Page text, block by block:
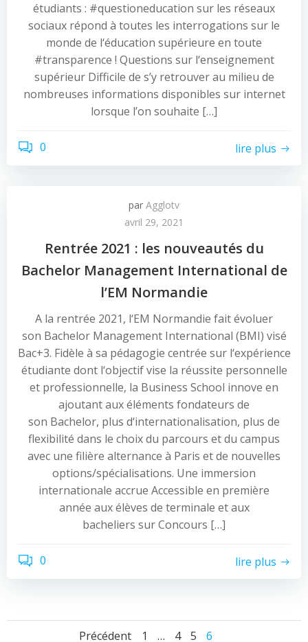
étudiants : #questioneducation sur les réseaux
sociaux répond à toutes les interrogations sur le
monde de l‘éducation supérieure en toute
#transparence ! Questions sur l‘enseignement
supérieur Difficile de s’y retrouver au milieu de
nombreuses informations disponibles sur internet
lorsque l’on souhaite […]
0 lire plus
par Agglotv
avril 29, 2021
Rentrée 2021 : les nouveautés du
Bachelor Management International de
l’EM Normandie
A la rentrée 2021, l‘EM Normandie fait évoluer
son Bachelor Management International (BMI) visé
Bac+3. Fidèle à sa pédagogie centrée sur l‘expérience
étudiante dont l‘objectif vise la réussite personnelle
et professionnelle, la Business School innove en
ajoutant aux éléments fondateurs de
son Bachelor, plus d‘internationalisation, plus de
flexibilité dans le choix du parcours et du campus
avec une filière alternance à Paris et de nouvelles
options/spécialisations. Une immersion
internationale accrue Accessible en première
année aux élèves de terminale et aux
bacheliers sur Concours […]
0 lire plus
Précédent Page
1 … Page
4 Page
5 Page
6